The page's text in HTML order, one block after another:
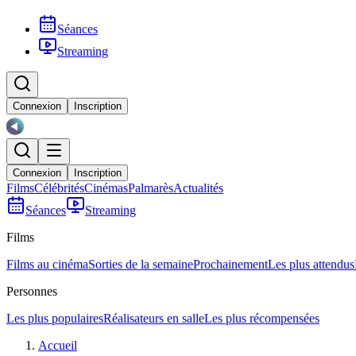
Séances
Streaming
Connexion Inscription
Connexion Inscription
FilmsCélébritésCinémasPalmarèsActualités
Séances
Streaming
Films
Films au cinémaSorties de la semaineProchainementLes plus attendus
Personnes
Les plus populairesRéalisateurs en salleLes plus récompensées
Accueil